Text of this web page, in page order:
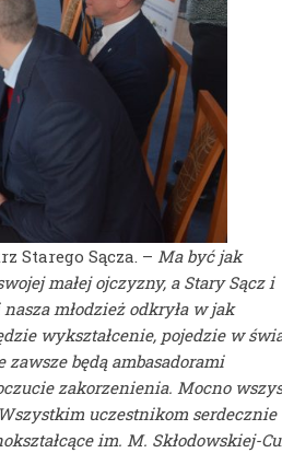
Starego Sącza. – Ma być jak
małej ojczyzny, a Stary Sącz i
młodzież odkryła w jak
wykształcenie, pojedzie w
będą ambasadorami
zakorzenienia. Mocno
Wszystkim uczestnikom serdecznie
im. M. Skłodowskiej-